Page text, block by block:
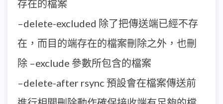
存在的檔案
–delete-excluded 除了把傳送端已經不存
在，而目的端存在的檔案刪除之外，也刪
除 –exclude 參數所包含的檔案
–delete-after rsync 預設會在檔案傳送前